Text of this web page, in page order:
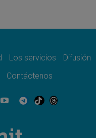
del Evangelio
las religiosas en el
empoderamiento
Apostólico del
Los servicios
Difusión
Contáctenos